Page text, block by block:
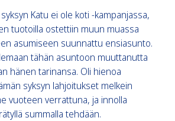
Katu ei ole koti -kampanjassa,
tuotoilla ostettiin muun muassa
asumiseen suunnattu ensiasunto.
tähän asuntoon muuttanutta
hänen tarinansa. Oli hienoa
syksyn lahjoitukset melkein
vuoteen verrattuna, ja innolla
summalla tehdään.